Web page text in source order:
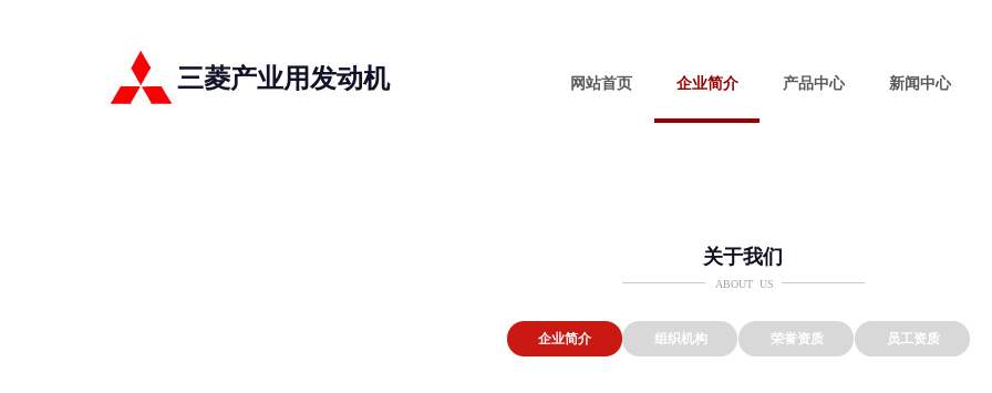
ABOUT US
关于我们
网站首页 企业简介 产品中心 新闻中心
三菱产业用发动机
企业简介 组织机构 荣誉资质 员工资质